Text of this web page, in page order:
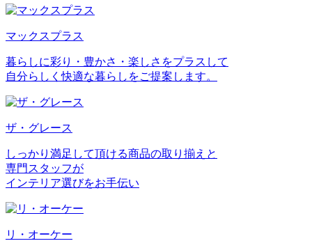
マックスプラス
暮らしに彩り・豊かさ・楽しさをプラスして
自分らしく快適な暮らしをご提案します。
ザ・グレース
しっかり満足して頂ける商品の取り揃えと
専門スタッフが
インテリア選びをお手伝い
リ・オーケー